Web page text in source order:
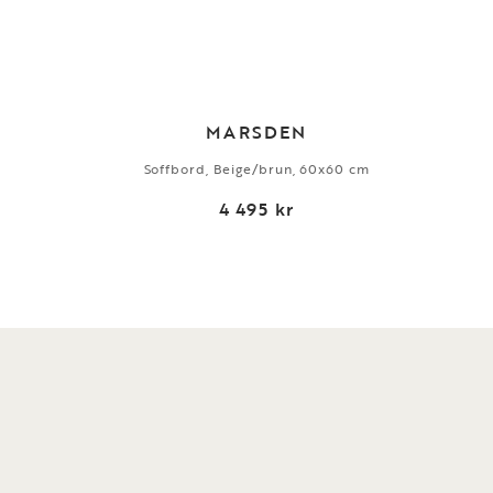
MARSDEN
Soffbord, Beige/brun, 60x60 cm
4 495 kr